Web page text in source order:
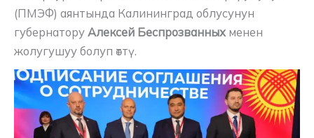
(ПМЭФ) аянтында Калининград облусунун
губернатору Алексей Беспрозванныхменен
жолугушуу болуп өттү.